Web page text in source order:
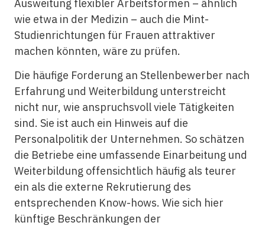
Ausweitung flexibler Arbeitsformen – ähnlich
wie etwa in der Medizin – auch die Mint-
Studienrichtungen für Frauen attraktiver
machen könnten, wäre zu prüfen.
Die häufige Forderung an Stellenbewerber nach
Erfahrung und Weiterbildung unterstreicht
nicht nur, wie anspruchsvoll viele Tätigkeiten
sind. Sie ist auch ein Hinweis auf die
Personalpolitik der Unternehmen. So schätzen
die Betriebe eine umfassende Einarbeitung und
Weiterbildung offensichtlich häufig als teurer
ein als die externe Rekrutierung des
entsprechenden Know-hows. Wie sich hier
künftige Beschränkungen der